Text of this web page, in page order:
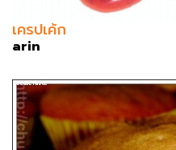
เครปเค้ก
arin